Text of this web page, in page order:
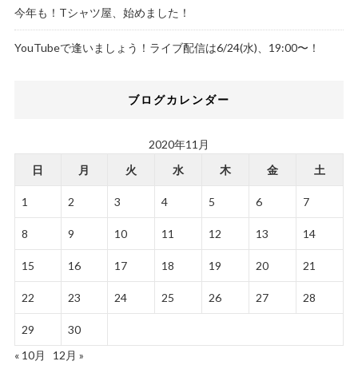
今年も！Tシャツ屋、始めました！
YouTubeで逢いましょう！ライブ配信は6/24(水)、19:00〜！
ブログカレンダー
2020年11月
日
月 火 水 木 金 土
1 2 3 4 5 6 7
8 9 10 11 12 13 14
15 16 17 18 19 20 21
22 23 24 25 26 27 28
29
30
« 10月
12月 »